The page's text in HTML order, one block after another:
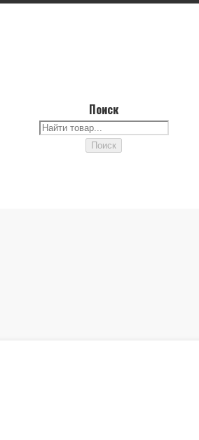
Поиск
Поиск
Поиск